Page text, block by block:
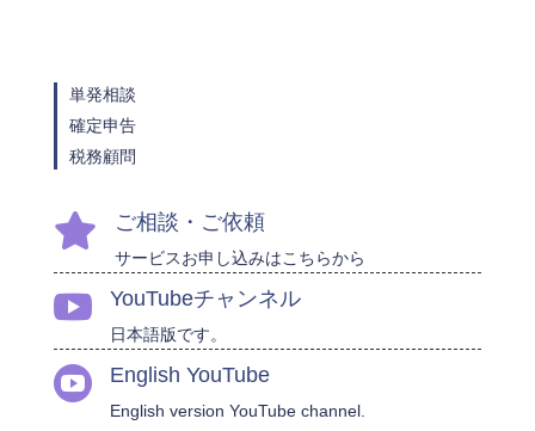
単発相談
確定申告
税務顧問
 ご相談・ご依頼
サービスお申し込みはこちらから
 YouTubeチャンネル
日本語版です。
 English YouTube
English version YouTube channel.